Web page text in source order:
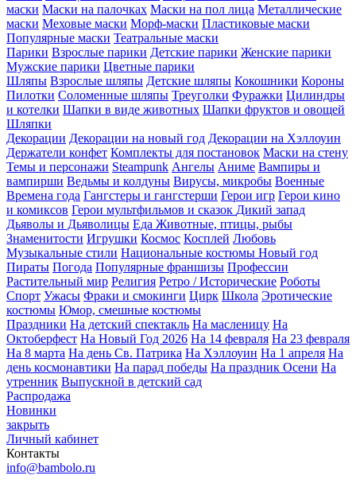
маски Маски на палочках Маски на пол лица Металлические
маски Меховые маски Морф-маски Пластиковые маски
Популярные маски Театральные маски
Парики Взрослые парики Детские парики Женские парики
Мужские парики Цветные парики
Шляпы Взрослые шляпы Детские шляпы Кокошники Короны
Пилотки Соломенные шляпы Треуголки Фуражки Цилиндры
и котелки Шапки в виде животных Шапки фруктов и овощей
Шляпки
Декорации Декорации на новый год Декорации на Хэллоуин
Держатели конфет Комплекты для постановок Маски на стену
Темы и персонажи Steampunk Ангелы Аниме Вампиры и
вампирши Ведьмы и колдуны Вирусы, микробы Военные
Времена года Гангстеры и гангстерши Герои игр Герои кино
и комиксов Герои мультфильмов и сказок Дикий запад
Дьяволы и Дьяволицы Еда Животные, птицы, рыбы
Знаменитости Игрушки Космос Косплей Любовь
Музыкальные стили Национальные костюмы Новый год
Пираты Погода Популярные франшизы Профессии
Растительный мир Религия Ретро / Исторические Роботы
Спорт Ужасы Фраки и смокинги Цирк Школа Эротические
костюмы Юмор, смешные костюмы
Праздники На детский спектакль На масленицу На
Октоберфест На Новый Год 2026 На 14 февраля На 23 февраля
На 8 марта На день Св. Патрика На Хэллоуин На 1 апреля На
день космонавтики На парад победы На праздник Осени На
утренник Выпускной в детский сад
Распродажа
Новинки
закрыть
Личный кабинет
Контакты
info@bambolo.ru